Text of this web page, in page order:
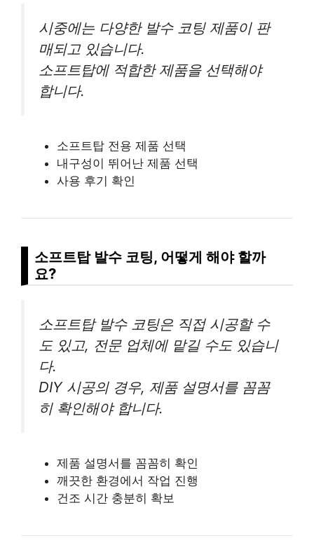
시중에는 다양한 발수 코팅 제품이 판
매되고 있습니다.
소프트탑에 적합한 제품을 선택해야
합니다.
소프트탑 전용 제품 선택
내구성이 뛰어난 제품 선택
사용 후기 확인
소프트탑 발수 코팅, 어떻게 해야 할까
요?
소프트탑 발수 코팅은 직접 시공할 수
도 있고, 전문 업체에 맡길 수도 있습니
다.
DIY 시공의 경우, 제품 설명서를 꼼꼼
히 확인해야 합니다.
제품 설명서를 꼼꼼히 확인
깨끗한 환경에서 작업 진행
건조 시간 충분히 확보